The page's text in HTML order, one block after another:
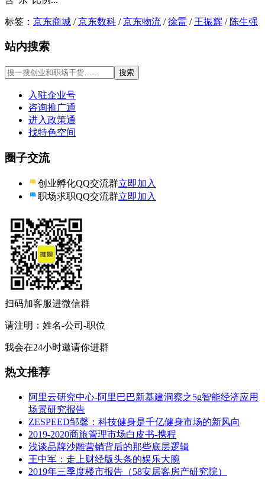
标签： 京东商城 /京东数科 /京东物流 /徐雷 / 王振辉 / 陈生强
站内搜索
入驻企业号
咨询推广通
进入政策通
找特色空间
圈子交流
创业孵化QQ交流群立即加入
职场求职QQ交流群立即加入
扫码加客服进微信群
请注明：姓名-公司-职位
我会在24小时邀请你进群
热文推荐
阿里云研究中心-阿里巴巴新基建洞察之5g智能经济应用
场景研究报告
ZESPEED邹馨：科技健身是千亿健身市场的新风向
2019-2020商旅管理市场白皮书-携程
浅谈品牌沙雕营销背后的那些底层逻辑
王中军：走上财经版头条的娱乐大腕
2019年三季度楼市报告（58安居客房产研究院）